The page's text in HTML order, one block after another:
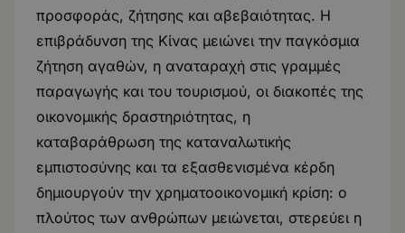
προσφοράς, ζήτησης και αβεβαιότητας. Η
επιβράδυνση της Κίνας μειώνει την παγκόσμια
ζήτηση αγαθών, η αναταραχή στις γραμμές
παραγωγής και του τουρισμού, οι διακοπές της
οικονομικής δραστηριότητας, η
καταβαράθρωση της καταναλωτικής
εμπιστοσύνης και τα εξασθενισμένα κέρδη
δημιουργούν την χρηματοοικονομική κρίση: ο
πλούτος των ανθρώπων μειώνεται, στερεύει η